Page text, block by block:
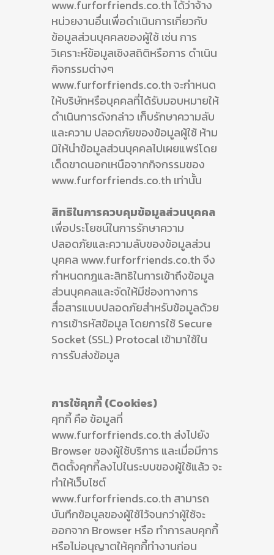
www.furforfriends.co.th ได้ว่าจ้าง
หน่วยงานอื่นเพื่อดำเนินการเกี่ยวกับ
ข้อมูลส่วนบุคคลของผู้ใช้ เช่น การ
วิเคราะห์ข้อมูลเชิงสถิติหรือการ ดำเนิน
กิจกรรมต่างๆ
www.furforfriends.co.th จะกำหนด
ให้บริษัทหรือบุคคลที่ได้รับมอบหมายให้
ดำเนินการดังกล่าว เก็บรักษาความลับ
และความ ปลอดภัยของข้อมูลผู้ใช้ ห้าม
มิให้นำข้อมูลส่วนบุคคลไปเผยแพร่โดย
เด็ดขาดนอกเหนือจากกิจกรรมของ
www.furforfriends.co.th เท่านั้น
สิทธิในการควบคุมข้อมูลส่วนบุคคล
เพื่อประโยชน์ในการรักษาความ
ปลอดภัยและความลับของข้อมูลส่วน
บุคคล www.furforfriends.co.th จึง
กำหนดกฎและสิทธิในการเข้าถึงข้อมูล
ส่วนบุคคลและจัดให้มีช่องทางการ
สื่อสารแบบปลอดภัยสำหรับข้อมูลด้วย
การเข้ารหัสข้อมูล โดยการใช้ Secure
Socket (SSL) Protocal เข้ามาใช้ใน
การรับส่งข้อมูล
การใช้คุกกี้ (Cookies)
คุกกี้ คือ ข้อมูลที่
www.furforfriends.co.th ส่งไปยัง
Browser ของผู้ใช้บริการ และเมื่อมีการ
ติดตั้งคุกกี้ลงไปในระบบของผู้ใช้แล้ว จะ
ทำให้เว็บไซต์
www.furforfriends.co.th สามารถ
บันทึกข้อมูลของผู้ใช้ไว้จนกว่าผู้ใช้จะ
ออกจาก Browser หรือ ทำการลบคุกกี้
หรือไม่อนุญาตให้คุกกี้ทำงานก่อน